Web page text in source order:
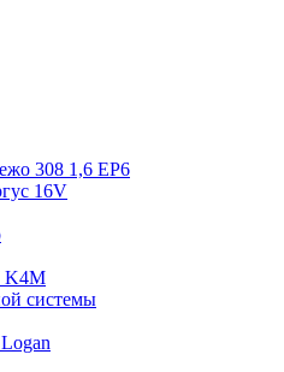
308 1,6 EP6
16V
K4M
системы